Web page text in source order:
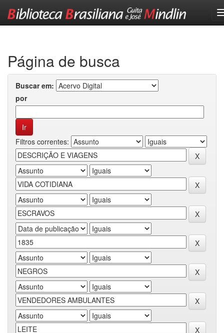
Página de busca
Buscar em:
por
Filtros correntes: